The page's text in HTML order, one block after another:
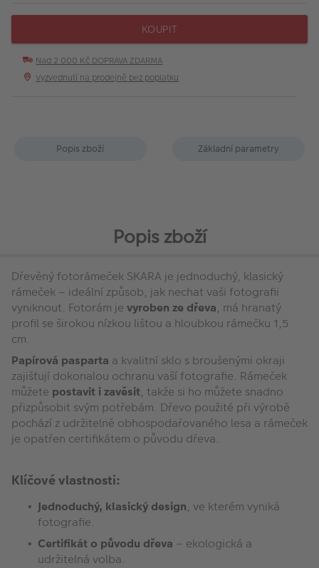
KOUPIT
Nad 2 000 Kč DOPRAVA ZDARMA
Vyzvednutí na prodejně bez poplatku
Popis zboží Základní parametry
Popis zboží
Dřevěný fotorámeček SKARA je jednoduchý, klasický
rámeček – ideální způsob, jak nechat vaši fotografii
vyniknout. Fotorám je vyroben ze dřeva, má hranatý
profil se širokou nízkou lištou a hloubkou rámečku 1,5
cm.
Papírová pasparta a kvalitní sklo s broušenými okraji
zajišťují dokonalou ochranu vaší fotografie. Rámeček
můžete postavit i zavěsit, takže si ho můžete snadno
přizpůsobit svým potřebám. Dřevo použité při výrobě
pochází z udržitelně obhospodařovaného lesa a rámeček
je opatřen certifikátem o původu dřeva.
Klíčové vlastnosti:
Jednoduchý, klasický design, ve kterém vyniká
fotografie.
Certifikát o původu dřeva – ekologická a
udržitelná volba.